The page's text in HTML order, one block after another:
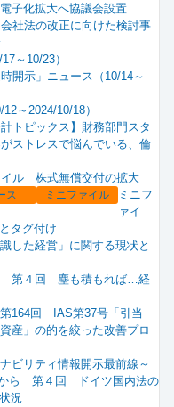
子化拡大へ協議会設置
社法の改正に向けた検討事
～10/23）
開示」ニュース（10/14～
～2024/10/18）
計トピックス】財務部門スタ
ストレスで悩んでいる、倫
イル 株式無償交付の拡大
ス ミニファイル
ミニフ
ァイ
タグ付け
した経営」に関する現状と
第４回 塵も積もれば…経
164回 IAS第37号「引当
産」の的を絞った改善プロ
ビリティ情報開示最前線～
から 第４回 ドイツ国内法の
況